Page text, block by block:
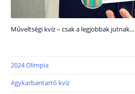
Műveltségi kvíz – csak a legjobbak jutnak…
2024 Olimpia
Agykarbantartó kvíz